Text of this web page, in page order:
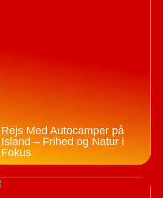
Rejs Med Autocamper på
Island – Frihed og Natur i
Fokus